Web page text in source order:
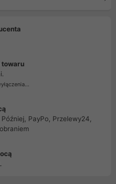
towaru
Później, PayPo, Przelewy24,